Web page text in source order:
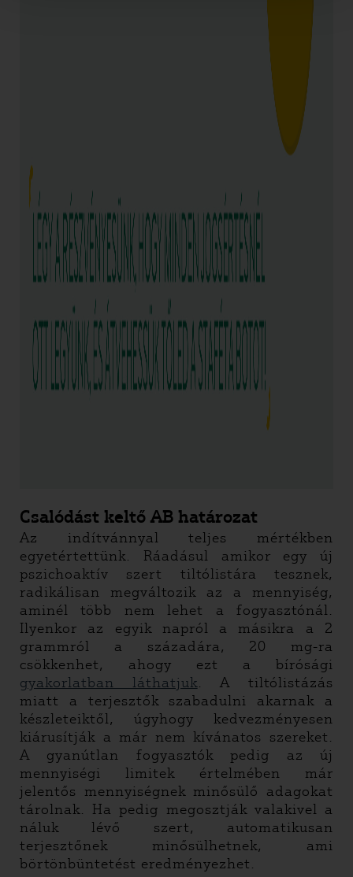
Csalódást keltő AB határozat
Az indítvánnyal teljes mértékben
egyetértettünk. Ráadásul amikor egy új
pszichoaktív szert tiltólistára tesznek,
radikálisan megváltozik az a mennyiség,
aminél több nem lehet a fogyasztónál.
Ilyenkor az egyik napról a másikra a 2
grammról a századára, 20 mg-ra
csökkenhet, ahogy ezt a bírósági
gyakorlatban láthatjuk. A tiltólistázás
miatt a terjesztők szabadulni akarnak a
készleteiktől, úgyhogy kedvezményesen
kiárusítják a már nem kívánatos szereket.
A gyanútlan fogyasztók pedig az új
mennyiségi limitek értelmében már
jelentős mennyiségnek minősülő adagokat
tárolnak. Ha pedig megosztják valakivel a
náluk lévő szert, automatikusan
terjesztőnek minősülhetnek, ami
börtönbüntetést eredményezhet.